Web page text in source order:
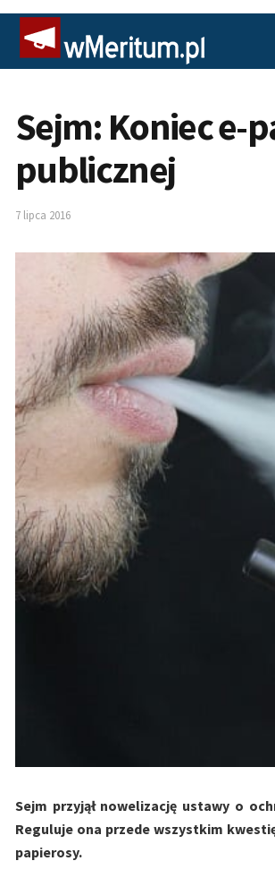
Sejm: Koniec e-
publicznej
7 lipca 2016
Sejm przyjął nowelizację ustawy o
Reguluje ona przede wszystkim
papierosy.